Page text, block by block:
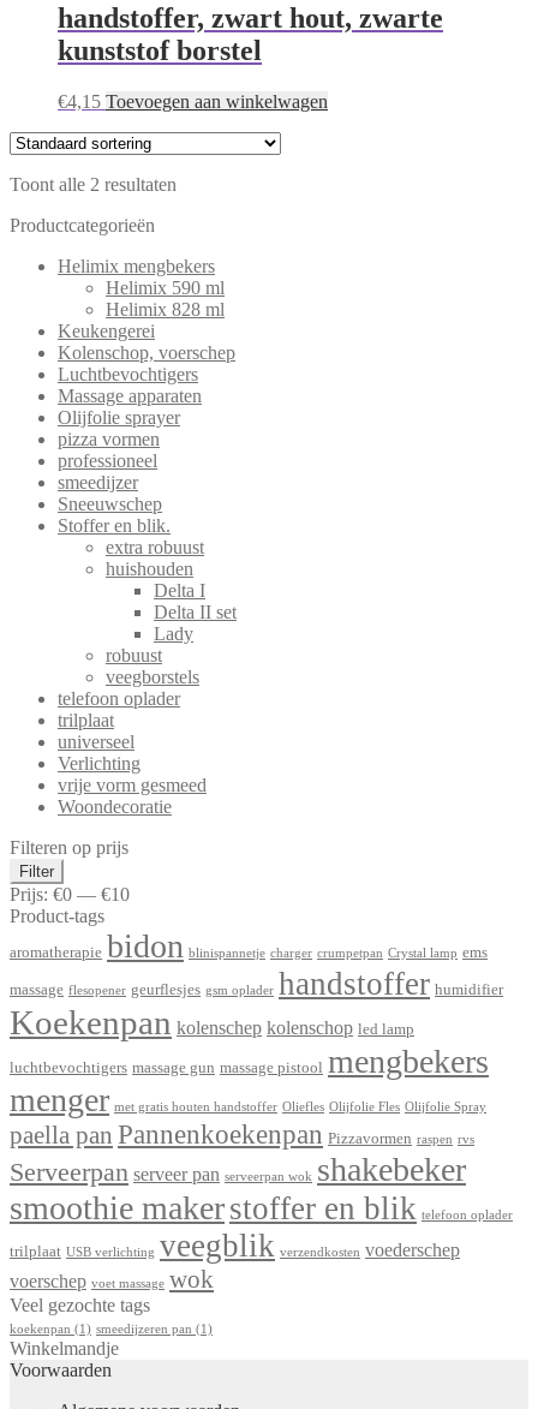
handstoffer, zwart hout, zwarte
kunststof borstel
€4,15 Toevoegen aan winkelwagen
Toont alle 2 resultaten
Productcategorieën
Helimix mengbekers
Helimix 590 ml
Helimix 828 ml
Keukengerei
Kolenschop, voerschep
Luchtbevochtigers
Massage apparaten
Olijfolie sprayer
pizza vormen
professioneel
smeedijzer
Sneeuwschep
Stoffer en blik.
extra robuust
huishouden
Delta I
Delta II set
Lady
robuust
veegborstels
telefoon oplader
trilplaat
universeel
Verlichting
vrije vorm gesmeed
Woondecoratie
Filteren op prijs
Min.
prijs
Max.
prijs
Filter
Prijs: €0 — €10
Product-tags
aromatherapie bidon blinispannetje charger crumpetpan Crystal lamp ems
massage flesopener geurflesjes gsm oplader handstoffer humidifier
Koekenpan kolenschep kolenschop led lamp
luchtbevochtigers massage gun massage pistool mengbekers
menger met gratis houten handstoffer Oliefles Olijfolie Fles Olijfolie Spray
paella pan Pannenkoekenpan Pizzavormen raspen rvs
Serveerpan serveer pan serveerpan wok shakebeker
smoothie makerstoffer en blik telefoon oplader
trilplaat USB verlichting veegblik verzendkosten voederschep
voerschep voet massage wok
Veel gezochte tags
koekenpan (1) smeedijzeren pan (1)
Winkelmandje
Voorwaarden